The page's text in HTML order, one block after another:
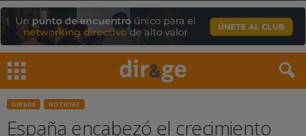
DIR&GE NOTICIAS
España encabezó el crecimiento